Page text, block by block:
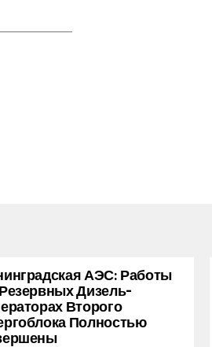
АЭС: Работы
Дизель-
Второго
Полностью